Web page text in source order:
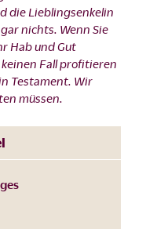
die Lieblingsenkelin
nichts. Wenn Sie
Hab und Gut
Fall profitieren
Testament. Wir
müssen.